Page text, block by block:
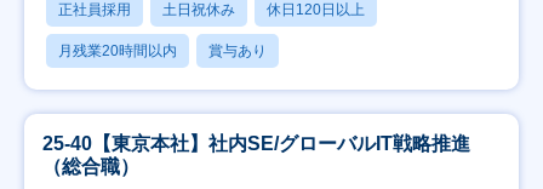
正社員採用 土日祝休み 休日120日以上
月残業20時間以内 賞与あり
25-40【東京本社】社内SE/グローバルIT戦略推進
（総合職）